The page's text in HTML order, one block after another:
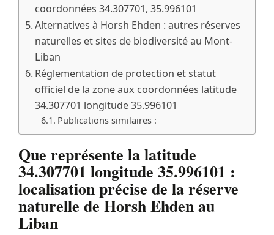
coordonnées 34.307701, 35.996101
Alternatives à Horsh Ehden : autres réserves
naturelles et sites de biodiversité au Mont-
Liban
Réglementation de protection et statut
officiel de la zone aux coordonnées latitude
34.307701 longitude 35.996101
Publications similaires :
Que représente la latitude
34.307701 longitude 35.996101 :
localisation précise de la réserve
naturelle de Horsh Ehden au
Liban